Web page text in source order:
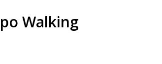
Walking